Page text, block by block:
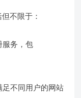
不限于：
服务，包
足不同用户的网站